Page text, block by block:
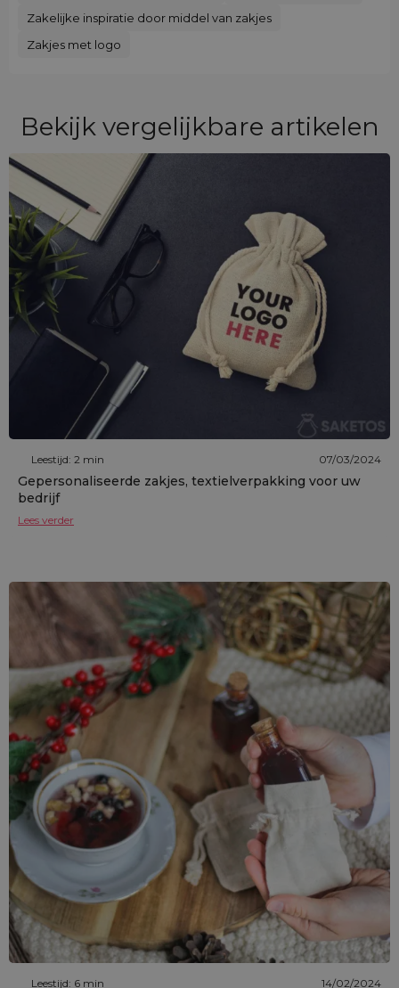
Zakelijke inspiratie door middel van zakjes
Zakjes met logo
Bekijk vergelijkbare artikelen
Leestijd: 2 min 07/03/2024
Gepersonaliseerde zakjes, textielverpakking voor uw
bedrijf
Lees verder
Leestijd: 6 min 14/02/2024